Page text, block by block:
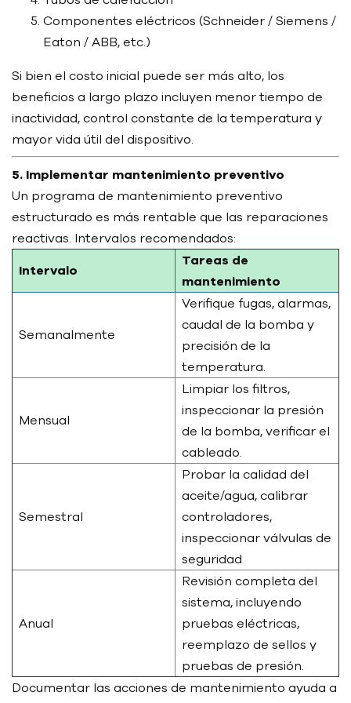
Componentes eléctricos (Schneider / Siemens /
Eaton / ABB, etc.)
Si bien el costo inicial puede ser más alto, los
beneficios a largo plazo incluyen menor tiempo de
inactividad, control constante de la temperatura y
mayor vida útil del dispositivo.
5. Implementar mantenimiento preventivo
Un programa de mantenimiento preventivo
estructurado es más rentable que las reparaciones
reactivas. Intervalos recomendados:
Intervalo
Tareas de
mantenimiento
Semanalmente
Verifique fugas, alarmas,
caudal de la bomba y
precisión de la
temperatura.
Mensual
Limpiar los filtros,
inspeccionar la presión
de la bomba, verificar el
cableado.
Semestral
Probar la calidad del
aceite/agua, calibrar
controladores,
inspeccionar válvulas de
seguridad
Anual
Revisión completa del
sistema, incluyendo
pruebas eléctricas,
reemplazo de sellos y
pruebas de presión.
Documentar las acciones de mantenimiento ayuda a